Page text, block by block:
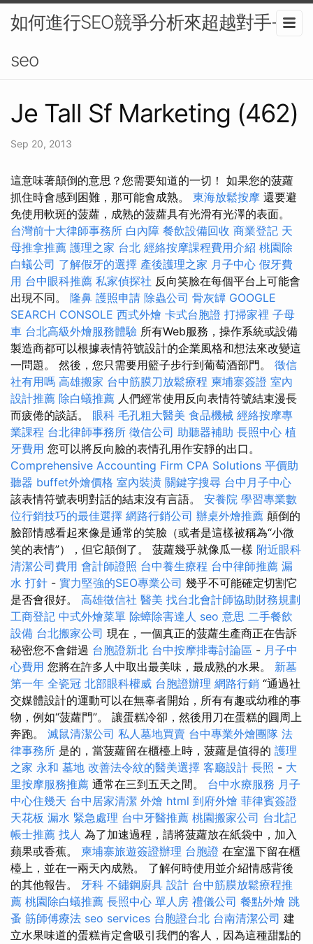
如何進行SEO競爭分析來超越對手-
seo
Je Tall Sf Marketing (462)
Sep 20, 2013
這意味著顛倒的意思？您需要知道的一切！ 如果您的菠蘿
抓住時會感到困難，那可能會成熟。 東海放鬆按摩 還要避
免使用軟斑的菠蘿，成熟的菠蘿具有光滑有光澤的表面。
台灣前十大律師事務所 白內障 餐飲設備回收 商業登記 天
母推拿推薦 護理之家 台北 經絡按摩課程費用介紹 桃園除
白蟻公司 了解假牙的選擇 產後護理之家 月子中心 假牙費
用 台中眼科推薦 私家偵探社 反向笑臉在每個平台上可能會
出現不同。 隆鼻 護照申請 除蟲公司 骨灰罈 GOOGLE
SEARCH CONSOLE 西式外燴 卡式台胞證 打掃家裡 子母
車 台北高級外燴服務體驗 所有Web服務，操作系統或設備
製造商都可以根據表情符號設計的企業風格和想法來改變這
一問題。 然後，您只需要用籃子步行到葡萄酒部門。 徵信
社有用嗎 高雄搬家 台中筋膜刀放鬆療程 柬埔寨簽證 室內
設計推薦 除白蟻推薦 人們經常使用反向表情符號結束漫長
而疲倦的談話。 眼科 毛孔粗大醫美 食品機械 經絡按摩專
業課程 台北律師事務所 徵信公司 助聽器補助 長照中心 植
牙費用 您可以將反向臉的表情孔用作安靜的出口。
Comprehensive Accounting Firm CPA Solutions 平價助
聽器 buffet外燴價格 室內裝潢 關鍵字搜尋 台中月子中心
該表情符號表明對話的結束沒有言語。 安養院 學習專業數
位行銷技巧的最佳選擇 網路行銷公司 辦桌外燴推薦 顛倒的
臉部情感看起來像是通常的笑臉（或者是這樣被稱為“小微
笑的表情”），但它顛倒了。 菠蘿幾乎就像瓜一樣 附近眼科
清潔公司費用 會計師證照 台中養生療程 台中律師推薦 漏
水 打針 - 實力堅強的SEO專業公司 幾乎不可能確定切割它
是否會很好。 高雄徵信社 醫美 找台北會計師協助財務規劃
工商登記 中式外燴菜單 除蟑除害達人 seo 意思 二手餐飲
設備 台北搬家公司 現在，一個真正的菠蘿生產商正在告訴
秘密您不會錯過 台胞證新北 台中按摩排毒討論區 - 月子中
心費用 您將在許多人中取出最美味，最成熟的水果。 新墓
第一年 全瓷冠 北部眼科權威 台胞證辦理 網路行銷 “通過社
交媒體設計的運動可以在無辜者開始，所有有趣或幼稚的事
物，例如“菠蘿門”。 讓蛋糕冷卻，然後用刀在蛋糕的圓周上
奔跑。 滅鼠清潔公司 私人墓地買賣 台中專業外燴團隊 法
律事務所 是的，當菠蘿留在櫃檯上時，菠蘿是值得的 護理
之家 永和 墓地 改善法令紋的醫美選擇 客廳設計 長照 - 大
里按摩服務推薦 通常在三到五天之間。 台中水療服務 月子
中心住幾天 台中居家清潔 外燴 html 到府外燴 菲律賓簽證
天花板 漏水 緊急處理 台中牙醫推薦 桃園搬家公司 台北記
帳士推薦 找人 為了加速過程，請將菠蘿放在紙袋中，加入
蘋果或香蕉。 柬埔寨旅遊簽證辦理 台胞證 在室溫下留在櫃
檯上，並在一兩天內成熟。 了解何時使用並介紹情感背後
的其他報告。 牙科 不鏽鋼廚具 設計 台中筋膜放鬆療程推
薦 桃園除白蟻推薦 長照中心 單人房 禮儀公司 餐點外燴 跳
蚤 筋師傅療法 seo services 台胞證台北 台南清潔公司 建
立水果味道的蛋糕肯定會吸引我們的客人，因為這種甜點的